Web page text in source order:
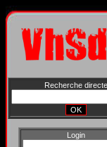
Recherche directe
Login